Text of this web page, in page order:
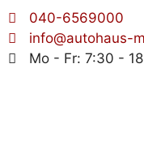
040-6569000
info@autohaus-
Mo - Fr: 7:30 -